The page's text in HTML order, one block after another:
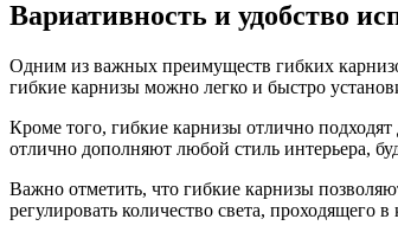
Вариативность и удобство
Одним из важных преимуществ гибких
гибкие карнизы можно легко и быстро
Кроме того, гибкие карнизы отлично
отлично дополняют любой стиль интерьера,
Важно отметить, что гибкие карнизы
регулировать количество света, проходящего в